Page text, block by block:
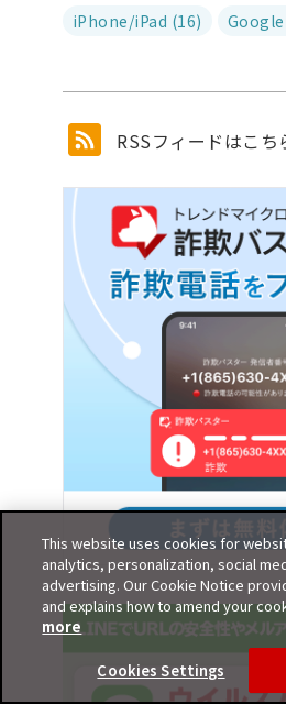
iPhone/iPad (16)
RSSフィードはこち
This website uses cookies for
analytics, personalization, social
advertising. Our Cookie Notice
and explains how to amend your
more
Cookies Settings